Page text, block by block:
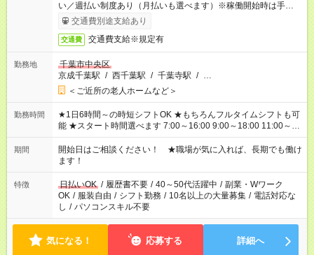
い／週払い制度あり（月払いも選べます）※稼働開始時は手続き
完了次第のお支払いとなります。
交通費別途支給あり
交通費 交通費支給※規定有
勤務地
千葉市中央区
京成千葉駅 / 西千葉駅 / 千葉寺駅 / …
＜ご近所の老人ホームなど＞
勤務時間
★1日6時間～の時短シフトOK ★もちろんフルタイムシフトも可
能 ★スタート時間選べます 7:00～16:00 9:00～18:00 11:00～
20:00 など 残業なし！ ※Wワークの場合、他のお仕事と合わせ
週40時間超の就業はご案内できません ※法令に基づき、週20時
間以上勤務は社会保険への加入対象となります ※労働者派遣法
（日雇い派遣の原則禁止）により、短時間・短期間の就業はご
案内が難しい場合があります
期間
開始日はご相談ください！ ★職場が気に入れば、長期でも働け
ます！
特徴 日払いOK / 履歴書不要 / 40～50代活躍中 / 副業・Wワーク
OK / 服装自由 / シフト勤務 / 10名以上の大量募集 / 電話対応な
し / パソコンスキル不要
気になる！ 応募する 詳細へ